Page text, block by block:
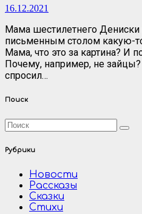
16.12.2021
Мама шестилетнего Дениски
письменным столом какую-
Мама, что это за картина? И
Почему, например, не
спросил…
Поиск
Рубрики
Новости
Рассказы
Сказки
Стихи